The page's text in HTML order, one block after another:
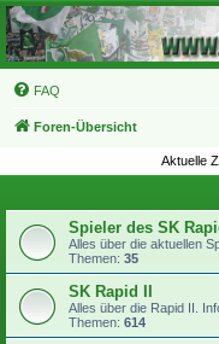
FAQ
Foren-Übersicht
Aktuelle
Spieler des SK
Alles über die aktuellen
Themen: 35
SK Rapid II
Alles über die Rapid II.
Themen: 614